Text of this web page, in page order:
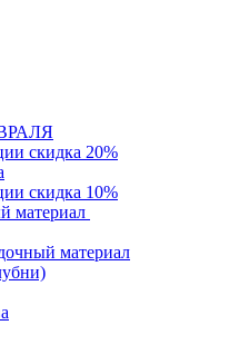
скидка 20%
скидка 10%
материал
материал